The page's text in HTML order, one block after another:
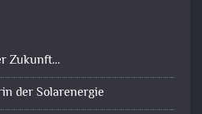
Zukunft…
der Solarenergie